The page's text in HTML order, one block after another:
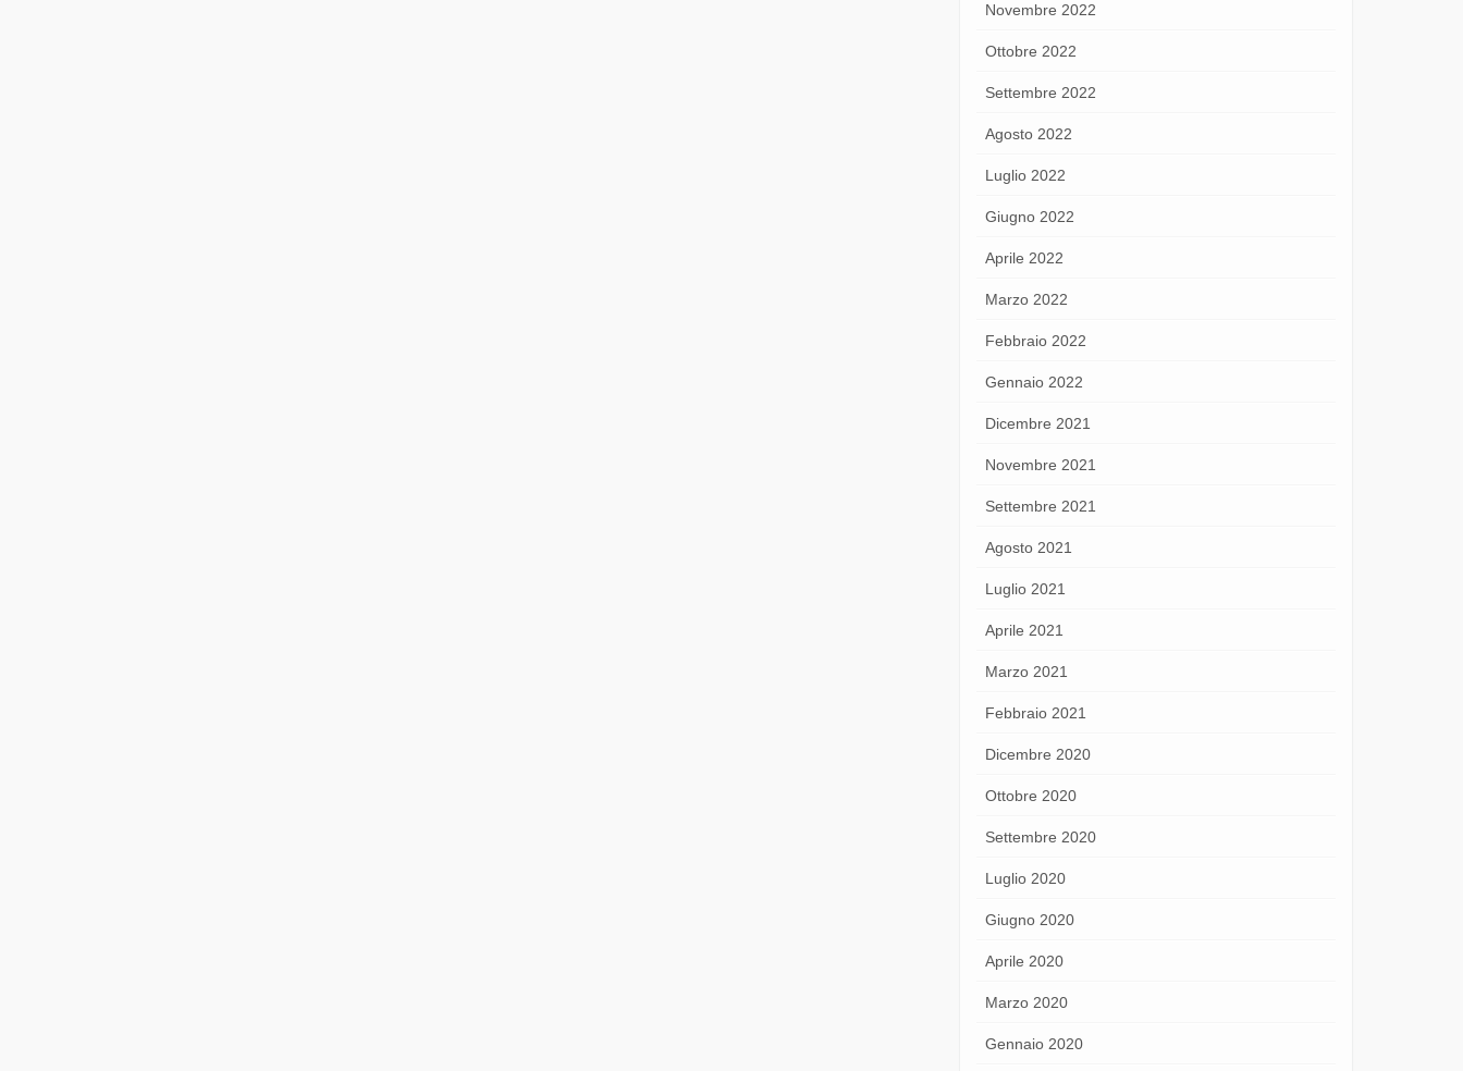
Novembre 2022
Ottobre 2022
Settembre 2022
Agosto 2022
Luglio 2022
Giugno 2022
Aprile 2022
Marzo 2022
Febbraio 2022
Gennaio 2022
Dicembre 2021
Novembre 2021
Settembre 2021
Agosto 2021
Luglio 2021
Aprile 2021
Marzo 2021
Febbraio 2021
Dicembre 2020
Ottobre 2020
Settembre 2020
Luglio 2020
Giugno 2020
Aprile 2020
Marzo 2020
Gennaio 2020